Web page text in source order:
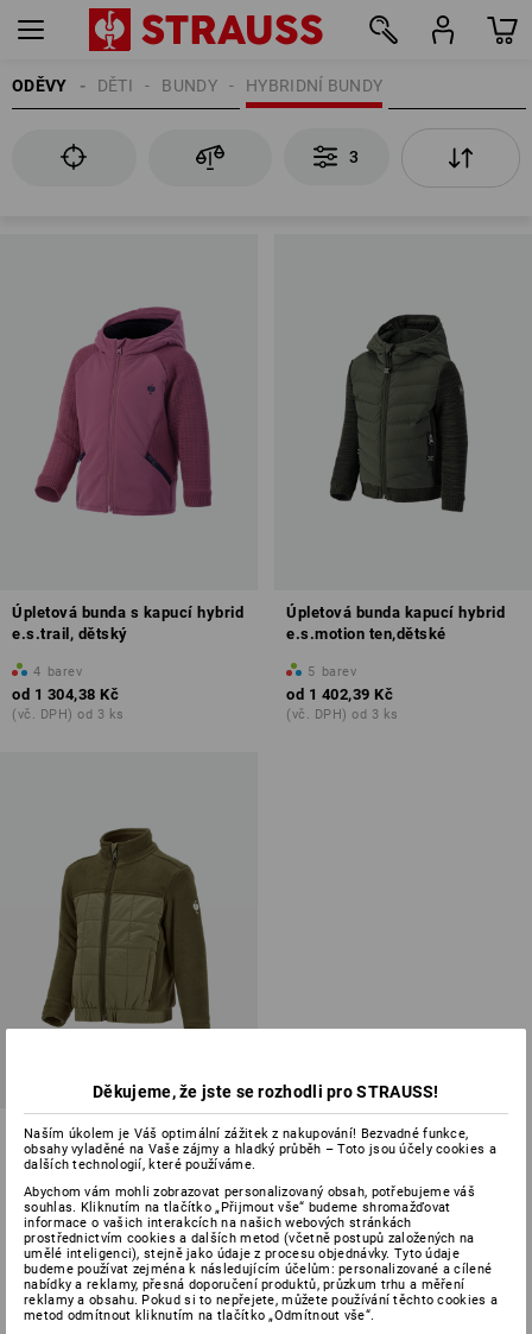
ODĚVY HYBRIDNÍ BUNDY
BUNDY
DĚTI
3
Úpletová bunda s kapucí hybrid
e.s.trail, dětský
4 barev
od 1 304,38 Kč
(vč. DPH) od 3 ks
Úpletová bunda kapucí hybrid
e.s.motion ten,dětské
5 barev
od 1 402,39 Kč
(vč. DPH) od 3 ks
Fleecová bunda hybrid
e.s.concrete, dětská
3 barev
od 1 043,02 Kč
(vč. DPH) od 3 ks
Už jste si prohlédli 3 z 3 položek.
Děkujeme, že jste se rozhodli pro STRAUSS!
Naším úkolem je Váš optimální zážitek z nakupování! Bezvadné funkce,
obsahy vyladěné na Vaše zájmy a hladký průběh – Toto jsou účely cookies a
dalších technologií, které používáme.
Abychom vám mohli zobrazovat personalizovaný obsah, potřebujeme váš
souhlas. Kliknutím na tlačítko „Přijmout vše“ budeme shromažďovat
informace o vašich interakcích na našich webových stránkách
prostřednictvím cookies a dalších metod (včetně postupů založených na
umělé inteligenci), stejně jako údaje z procesu objednávky. Tyto údaje
budeme používat zejména k následujícím účelům: personalizované a cílené
nabídky a reklamy, přesná doporučení produktů, průzkum trhu a měření
reklamy a obsahu. Pokud si to nepřejete, můžete používání těchto cookies a
metod odmítnout kliknutím na tlačítko „Odmítnout vše“.